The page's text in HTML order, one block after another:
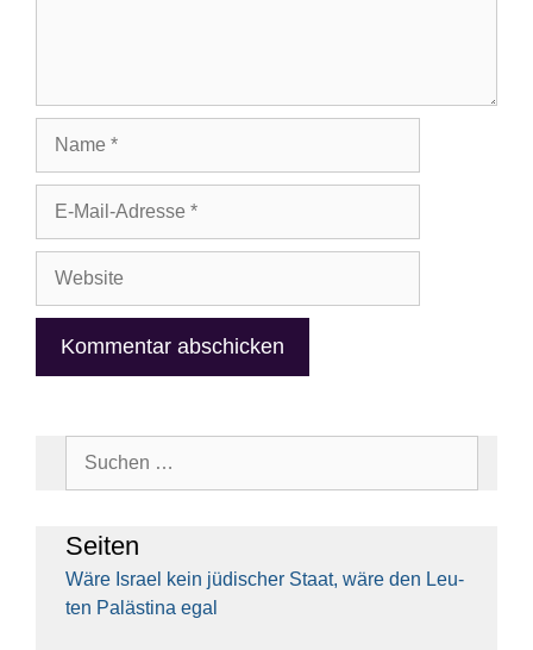
Adresse
Sei­ten
Wäre Isra­el kein jüdi­scher Staat, wäre den Leu­
ten Paläs­ti­na egal